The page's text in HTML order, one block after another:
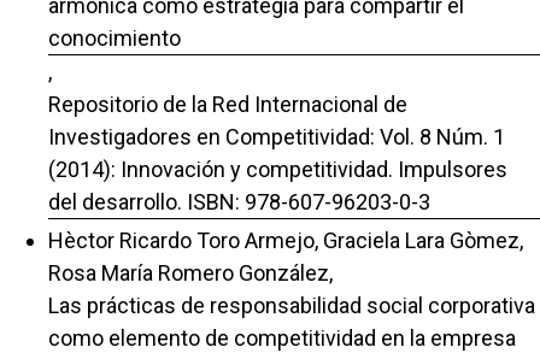
conocimiento
,
Repositorio de la Red Internacional de
Investigadores en Competitividad: Vol. 8 Núm. 1
(2014): Innovación y competitividad. Impulsores
del desarrollo. ISBN: 978-607-96203-0-3
Hèctor Ricardo Toro Armejo, Graciela Lara Gòmez,
Rosa María Romero González,
Las prácticas de responsabilidad social corporativa
como elemento de competitividad en la empresa